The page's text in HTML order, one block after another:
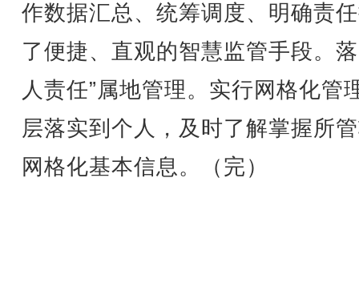
作数据汇总、统筹调度、明确责
了便捷、直观的智慧监管手段。
人责任”属地管理。实行网格化管
层落实到个人，及时了解掌握所
网格化基本信息。（完）